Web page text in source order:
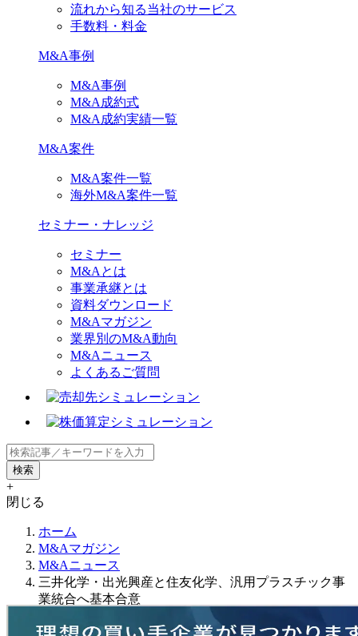
流れから知る当社のサービス
手数料・料金
M&A事例
M&A事例
M&A成約式
M&A成約実績一覧
M&A案件
M&A案件一覧
海外M&A案件一覧
セミナー・ナレッジ
セミナー
M&Aとは
事業承継とは
資料ダウンロード
M&Aマガジン
業界別のM&A動向
M&Aニュース
よくあるご質問
+
閉じる
ホーム
M&Aマガジン
M&Aニュース
三井化学・出光興産と住友化学、汎用プラスチック事
業統合へ基本合意